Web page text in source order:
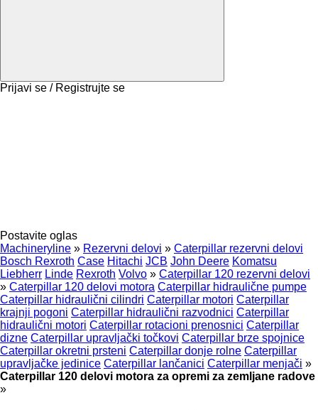
Prijavi se / Registrujte se
Postavite oglas
Machineryline » Rezervni delovi » Caterpillar rezervni delovi
Bosch Rexroth Case Hitachi JCB John Deere Komatsu
Liebherr Linde Rexroth Volvo » Caterpillar 120 rezervni delovi
» Caterpillar 120 delovi motora Caterpillar hidraulične pumpe
Caterpillar hidraulični cilindri Caterpillar motori Caterpillar
krajnji pogoni Caterpillar hidraulični razvodnici Caterpillar
hidraulični motori Caterpillar rotacioni prenosnici Caterpillar
dizne Caterpillar upravljački točkovi Caterpillar brze spojnice
Caterpillar okretni prsteni Caterpillar donje rolne Caterpillar
upravljačke jedinice Caterpillar lančanici Caterpillar menjači »
Caterpillar 120 delovi motora za opremi za zemljane radove
»